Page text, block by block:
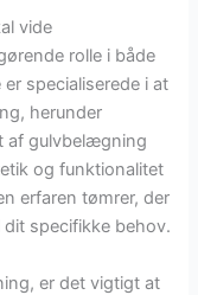
vide
rolle i både
specialiserede i at
herunder
af gulvbelægning
og funktionalitet
erfaren tømrer, der
specifikke behov.
er det vigtigt at